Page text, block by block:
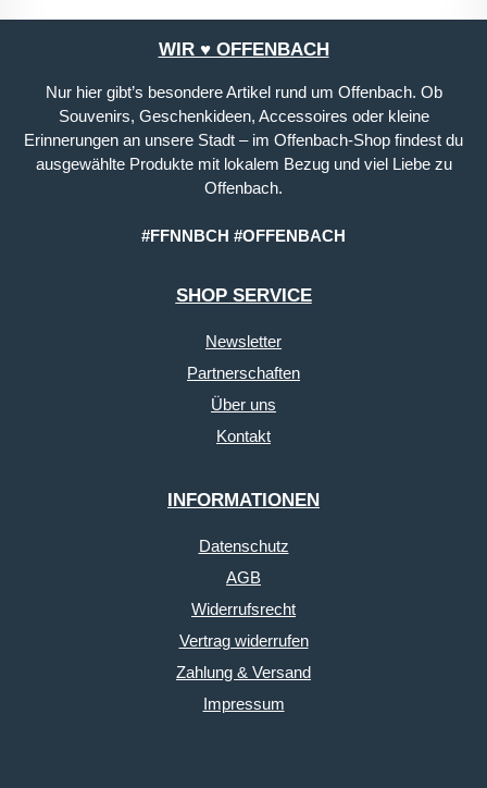
WIR ♥ OFFENBACH
Nur hier gibt’s besondere Artikel rund um Offenbach. Ob
Souvenirs, Geschenkideen, Accessoires oder kleine
Erinnerungen an unsere Stadt – im Offenbach-Shop findest du
ausgewählte Produkte mit lokalem Bezug und viel Liebe zu
Offenbach.
#FFNNBCH #OFFENBACH
SHOP SERVICE
Newsletter
Partnerschaften
Über uns
Kontakt
INFORMATIONEN
Datenschutz
AGB
Widerrufsrecht
Vertrag widerrufen
Zahlung & Versand
Impressum